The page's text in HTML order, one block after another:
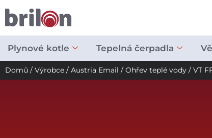
obsah
Plynové kotle Tepelná čerpadla
Domů / Výrobce / Austria Email / Ohřev teplé vody / VT